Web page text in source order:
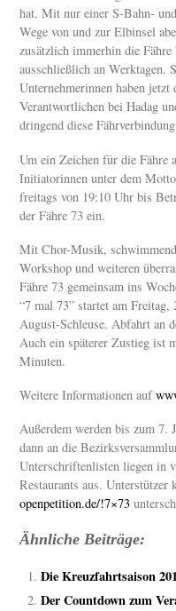
hat. Mit nur einer S-Bahn-
Wege von und zur Elbinsel
zusätzlich immerhin die
ausschließlich an Werktagen.
Unternehmerinnen haben
Verantwortlichen bei Hadag
dringend diese
Um ein Zeichen für die Fähre
Initiatorinnen unter dem
freitags von 19:10 Uhr bis
der Fähre 73 ein.
Mit Chor-Musik,
Workshop und weiteren
Fähre 73 gemeinsam ins
“7 mal 73” startet am
August-Schleuse. Abfahrt an
Auch ein späterer Zustieg ist
Minuten.
Weitere Informationen auf
Außerdem werden bis zum 7.
dann an die
Unterschriftenlisten liegen in
Restaurants aus. Unterstützer
openpetition.de/!7×73
Ähnliche Beiträge:
Die Kreuzfahrtsaison
Der Countdown zum